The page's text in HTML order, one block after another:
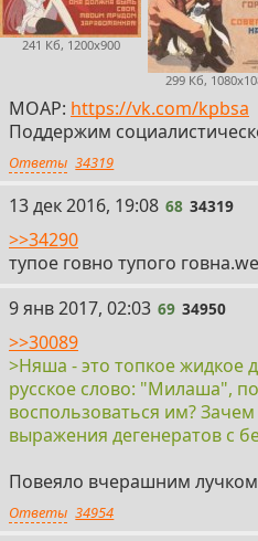
241 Кб, 1200x900
299 Кб,
МОАР: https://vk.com/kpbsa
Поддержим
Ответы 34319
68
13 дек 2016, 19:08 68 34319
>>34290
тупое говно тупого
69
9 янв 2017, 02:03 69 34950
>>30089
>Няша - это топкое жидкое
русское слово: "Милаша",
воспользоваться им?
выражения дегенератов с
Повеяло вчерашним лучком
Ответы 34954